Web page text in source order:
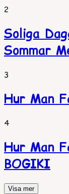
2
Soliga
Sommar
3
Hur Man
4
Hur Man
BOGIKI
Visa mer